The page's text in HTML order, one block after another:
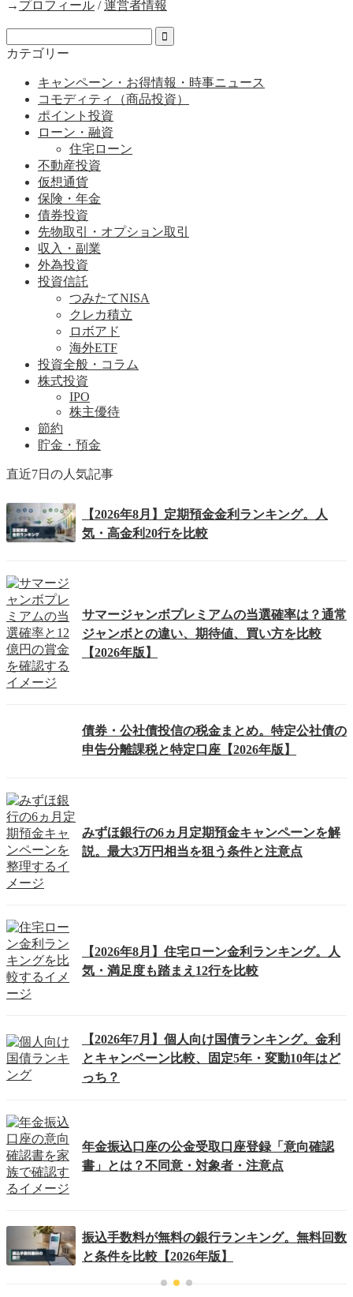
→ プロフィール /運営者情報
カテゴリー
キャンペーン・お得情報・時事ニュース
コモディティ（商品投資）
ポイント投資
ローン・融資
住宅ローン
不動産投資
仮想通貨
保険・年金
債券投資
先物取引・オプション取引
収入・副業
外為投資
投資信託
つみたてNISA
クレカ積立
ロボアド
海外ETF
投資全般・コラム
株式投資
IPO
株主優待
節約
貯金・預金
直近7日の人気記事
【2026年8月】定期預金金利ランキング。人
気・高金利20行を比較
サマージャンボプレミアムの当選確率は？通常
ジャンボとの違い、期待値、買い方を比較
【2026年版】
債券・公社債投信の税金まとめ。特定公社債の
申告分離課税と特定口座【2026年版】
みずほ銀行の6ヵ月定期預金キャンペーンを解
説。最大3万円相当を狙う条件と注意点
【2026年8月】住宅ローン金利ランキング。人
気・満足度も踏まえ12行を比較
【2026年7月】個人向け国債ランキング。金利
とキャンペーン比較、固定5年・変動10年はど
っち？
年金振込口座の公金受取口座登録「意向確認
書」とは？不同意・対象者・注意点
振込手数料が無料の銀行ランキング。無料回数
と条件を比較【2026年版】